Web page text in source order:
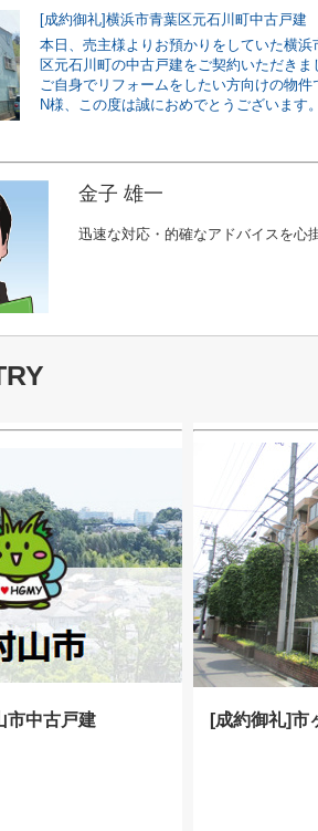
[成約御礼]横浜市青葉区元石川町中古戸建
本日、売主様よりお預かりをしていた横浜
区元石川町の中古戸建をご契約いただきま
ご自身でリフォームをしたい方向けの物件
N様、この度は誠におめでとうございます
金子 雄一
迅速な対応・的確なアドバイスを心
市中古戸建 [成約御礼]市